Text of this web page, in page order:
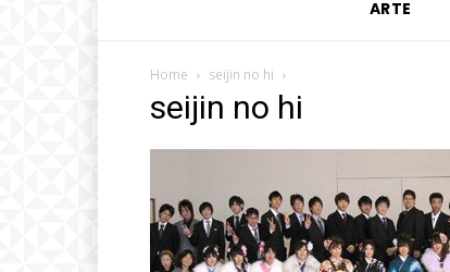
ARTE
Home seijin no hi
seijin no hi